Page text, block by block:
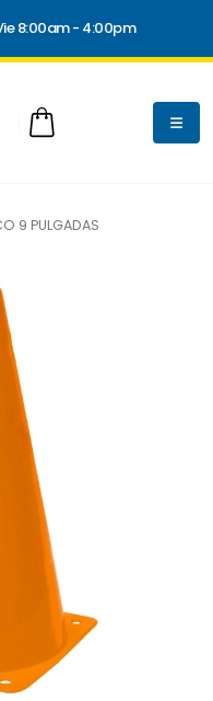
8:00am - 4:00pm
9 PULGADAS